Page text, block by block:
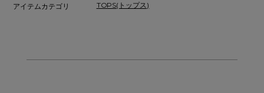
アイテムカテゴリ
TOPS(トップス)